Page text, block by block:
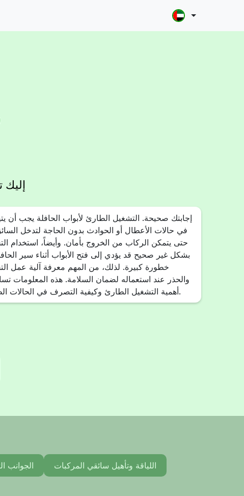
إليك
إجابتك صحيحة. التشغيل الطارئ لأبواب الحافلة يجب أن
في حالات الأعطال أو الحوادث بدون الحاجة لتدخل
حتى يتمكن الركاب من الخروج بأمان. وأيضاً، استخدام
بشكل غير صحيح قد يؤدي إلى فتح الأبواب أثناء سير
خطورة كبيرة. لذلك، من المهم معرفة آلية عمل
والحذر عند استعماله لضمان السلامة. هذه المعلومات
أهمية التشغيل الطارئ وكيفية التصرف في الحالات الطارئة مستقبلاً.
الجوانب اللياقة وتأهيل سائقي المركبات